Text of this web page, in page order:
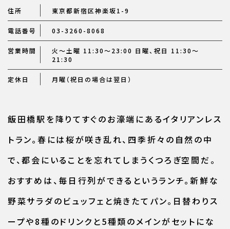
住所 東京都新宿区神楽坂1-9
電話番号 03-3260-8068
営業時間
火～土曜 11:30～23:00 日曜、祝日 11:30～
21:30
定休日 月曜（祝日の場合は翌日）
飯田橋駅を降りてすぐのお濠端にあるイタリアンレス
トラン。春には桜が咲き乱れ、四季折々の自然の中
で、都会にいることを忘れてしまうくつろぎ空間だ。
おすすめは、毎日行列ができるというランチ。新鮮な
野菜サラダのビュッフェと焼きたてパン。日替わりス
ープや8種のドリンクと5種類のメインがセットにな